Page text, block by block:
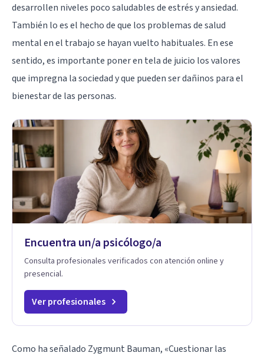
desarrollen niveles poco saludables de estrés yansiedad.
También lo es el hecho de que los problemas de salud
mental en el trabajo se hayan vuelto habituales. En ese
sentido, es importante poner en tela de juicio los valores
que impregna la sociedad y que pueden ser dañinos para el
bienestar de las personas.
Encuentra un/a psicólogo/a
Consulta profesionales verificados con atención online y
presencial.
Ver profesionales
Como ha señalado Zygmunt Bauman, «Cuestionar las